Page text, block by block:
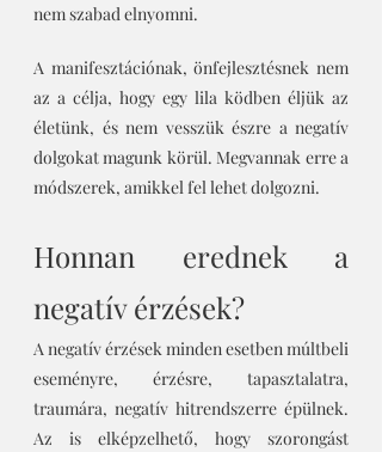
nem szabad elnyomni.
A manifesztációnak, önfejlesztésnek nem
az a célja, hogy egy lila ködben éljük az
életünk, és nem vesszük észre a negatív
dolgokat magunk körül. Megvannak erre a
módszerek, amikkel fel lehet dolgozni.
Honnan erednek a
negatív érzések?
A negatív érzések minden esetben múltbeli
eseményre, érzésre, tapasztalatra,
traumára, negatív hitrendszerre épülnek.
Az is elképzelhető, hogy szorongást